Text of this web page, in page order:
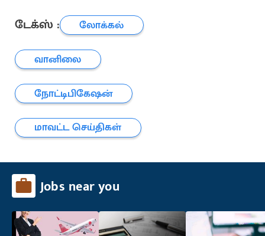
டேக்ஸ் :
லோக்கல்
வானிலை
நோட்டிபிகேஷன்
மாவட்ட செய்திகள்
Jobs near you